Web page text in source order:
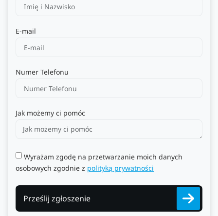
E-mail
Numer Telefonu
Jak możemy ci pomóc
Wyrażam zgodę na przetwarzanie moich danych
osobowych zgodnie z polityką prywatności
Prześlij zgłoszenie